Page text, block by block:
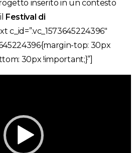
inserito in un contesto
Festival di
c_id=”.vc_1573645224396″
top: 30px
30px !important;}”]